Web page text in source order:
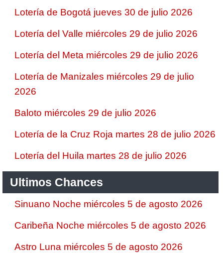
Lotería de Bogotá jueves 30 de julio 2026
Lotería del Valle miércoles 29 de julio 2026
Lotería del Meta miércoles 29 de julio 2026
Lotería de Manizales miércoles 29 de julio
2026
Baloto miércoles 29 de julio 2026
Lotería de la Cruz Roja martes 28 de julio 2026
Lotería del Huila martes 28 de julio 2026
Ultimos Chances
Sinuano Noche miércoles 5 de agosto 2026
Caribeña Noche miércoles 5 de agosto 2026
Astro Luna miércoles 5 de agosto 2026